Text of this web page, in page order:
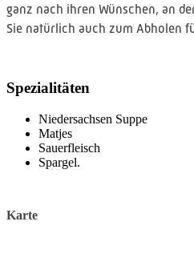
ganz nach ihren Wünschen, an
Sie natürlich auch zum Abholen
Stunden verleben. Jetzt auch
Spezialitäten
Niedersachsen Suppe
Matjes
Sauerfleisch
Spargel.
Karte